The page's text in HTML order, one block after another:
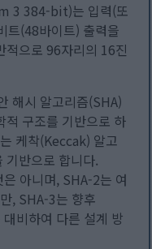
3 384-bit)는 입력(또
트(48바이트) 출력을
적으로 96자리의 16진
해시 알고리즘(SHA)
적 구조를 기반으로 하
케착(Keccak) 알고
기반으로 합니다.
아니며, SHA-2는 여
, SHA-3는 향후
비하여 다른 설계 방